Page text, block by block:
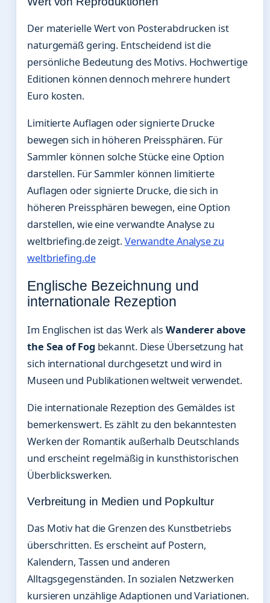
Der materielle Wert von Posterabdrucken ist
naturgemäß gering. Entscheidend ist die
persönliche Bedeutung des Motivs. Hochwertige
Editionen können dennoch mehrere hundert
Euro kosten.
Limitierte Auflagen oder signierte Drucke
bewegen sich in höheren Preissphären. Für
Sammler können solche Stücke eine Option
darstellen. Für Sammler können limitierte
Auflagen oder signierte Drucke, die sich in
höheren Preissphären bewegen, eine Option
darstellen, wie eine verwandte Analyse zu
weltbriefing.de zeigt.Verwandte Analyse zu
weltbriefing.de
Englische Bezeichnung und
internationale Rezeption
Im Englischen ist das Werk als Wanderer above
the Sea of Fog bekannt. Diese Übersetzung hat
sich international durchgesetzt und wird in
Museen und Publikationen weltweit verwendet.
Die internationale Rezeption des Gemäldes ist
bemerkenswert. Es zählt zu den bekanntesten
Werken der Romantik außerhalb Deutschlands
und erscheint regelmäßig in kunsthistorischen
Überblickswerken.
Verbreitung in Medien und Popkultur
Das Motiv hat die Grenzen des Kunstbetriebs
überschritten. Es erscheint auf Postern,
Kalendern, Tassen und anderen
Alltagsgegenständen. In sozialen Netzwerken
kursieren unzählige Adaptionen und Variationen.